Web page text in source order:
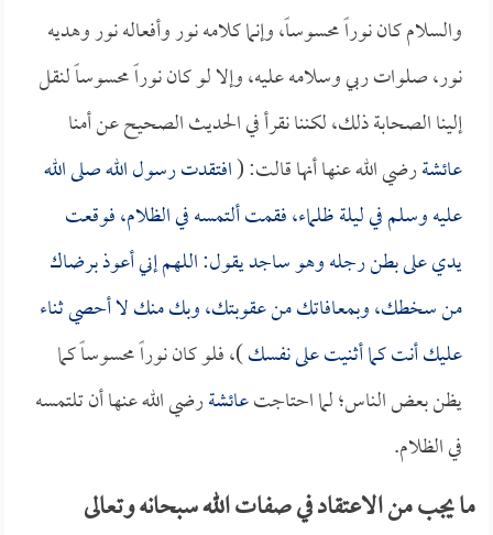
والسلام كان نوراً محسوساً، وإنما كلامه نور وأفعاله نور وهديه
نور، صلوات ربي وسلامه عليه، وإلا لو كان نوراً محسوساً لنقل
إلينا الصحابة ذلك، لكننا نقرأ في الحديث الصحيح عن أمنا
عائشةرضي الله عنها أنها قالت: (افتقدت رسول الله صلى الله
عليه وسلم في ليلة ظلماء، فقمت ألتمسه في الظلام، فوقعت
يدي على بطن رجله وهو ساجد يقول: اللهم إني أعوذ برضاك
من سخطك، وبمعافاتك من عقوبتك، وبك منك لا أحصي ثناء
عليك أنت كما أثنيت على نفسك)، فلو كان نوراً محسوساً كما
يظن بعض الناس؛ لما احتاجتعائشةرضي الله عنها أن تلتمسه
في الظلام.
ما يجب من الاعتقاد في صفات الله سبحانه وتعالى